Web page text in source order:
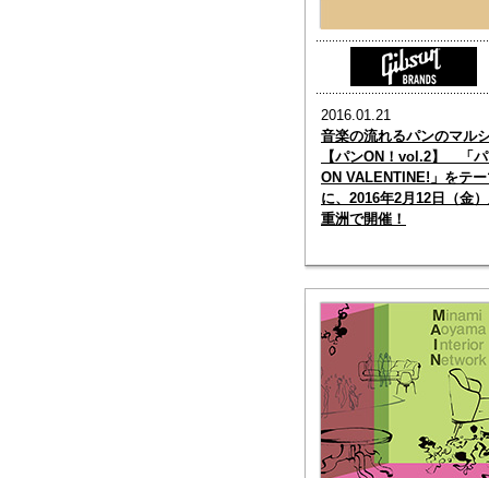
2016.01.21
音楽の流れるパンのマル
【パンON！vol.2】 「
ON VALENTINE!」をテ
に、2016年2月12日（金
重洲で開催！